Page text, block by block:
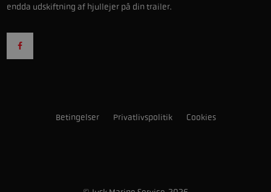
endda udskiftning af hjullejer på din trailer.
Betingelser Privatlivspolitik Cookies